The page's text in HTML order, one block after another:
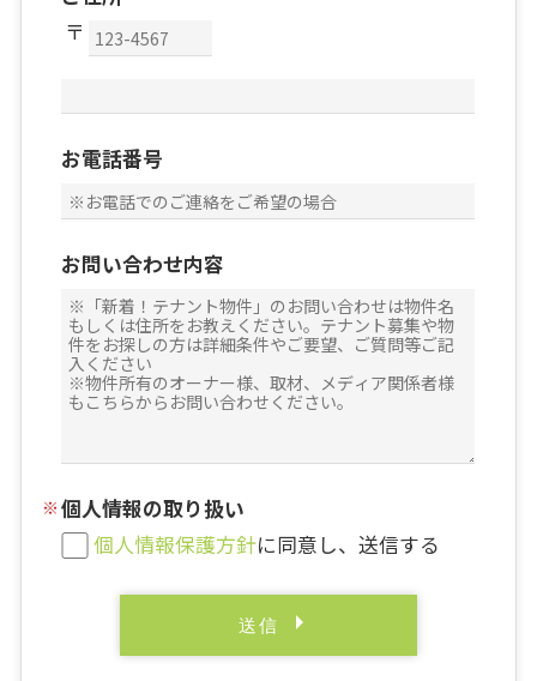
お電話番号
お問い合わせ内容
個人情報の取り扱い
個人情報保護方針に同意し、送信する